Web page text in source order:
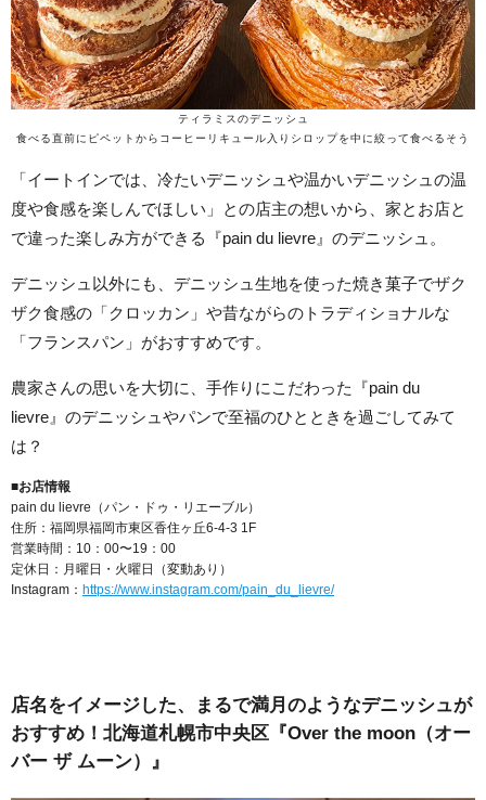
ティラミスのデニッシュ
食べる直前にピペットからコーヒーリキュール入りシロップを中に絞って食べるそう
「イートインでは、冷たいデニッシュや温かいデニッシュの温
度や食感を楽しんでほしい」との店主の想いから、家とお店と
で違った楽しみ方ができる『pain du lievre』のデニッシュ。
デニッシュ以外にも、デニッシュ生地を使った焼き菓子でザク
ザク食感の「クロッカン」や昔ながらのトラディショナルな
「フランスパン」がおすすめです。
農家さんの思いを大切に、手作りにこだわった『pain du
lievre』のデニッシュやパンで至福のひとときを過ごしてみて
は？
■お店情報
pain du lievre（パン・ドゥ・リエーブル）
住所：福岡県福岡市東区香住ヶ丘6-4-3 1F
営業時間：10：00〜19：00
定休日：月曜日・火曜日（変動あり）
Instagram： https://www.instagram.com/pain_du_lievre/
店名をイメージした、まるで満月のようなデニッシュが
おすすめ！北海道札幌市中央区『Over the moon（オー
バー ザ ムーン）』